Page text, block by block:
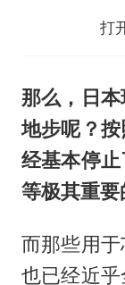
打
那么，日
地步呢？
经基本停
等极其重要
而那些用
也已经近